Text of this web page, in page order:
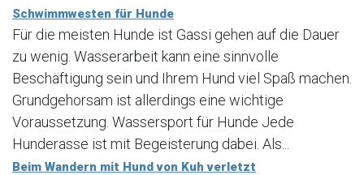
Schwimmwesten für Hunde
Für die meisten Hunde ist Gassi gehen auf die Dauer
zu wenig. Wasserarbeit kann eine sinnvolle
Beschäftigung sein und Ihrem Hund viel Spaß machen.
Grundgehorsam ist allerdings eine wichtige
Voraussetzung. Wassersport für Hunde Jede
Hunderasse ist mit Begeisterung dabei. Als...
Beim Wandern mit Hund von Kuh verletzt